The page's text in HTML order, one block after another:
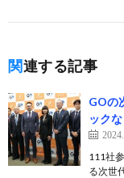
関連する記事
GOの
ック
111社
る次世